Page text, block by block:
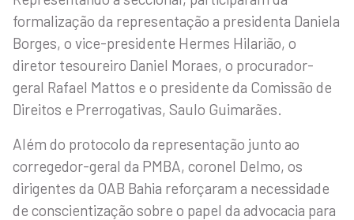
formalização da representação a presidenta Daniela
Borges, o vice-presidente Hermes Hilarião, o
diretor tesoureiro Daniel Moraes, o procurador-
geral Rafael Mattos e o presidente da Comissão de
Direitos e Prerrogativas, Saulo Guimarães.
Além do protocolo da representação junto ao
corregedor-geral da PMBA, coronel Delmo, os
dirigentes da OAB Bahia reforçaram a necessidade
de conscientização sobre o papel da advocacia para